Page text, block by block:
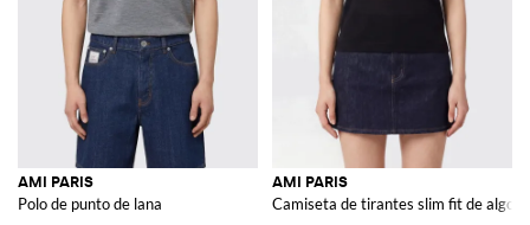
AMI PARIS
Polo de punto de lana
AMI PARIS
Camiseta de tirantes slim fit de